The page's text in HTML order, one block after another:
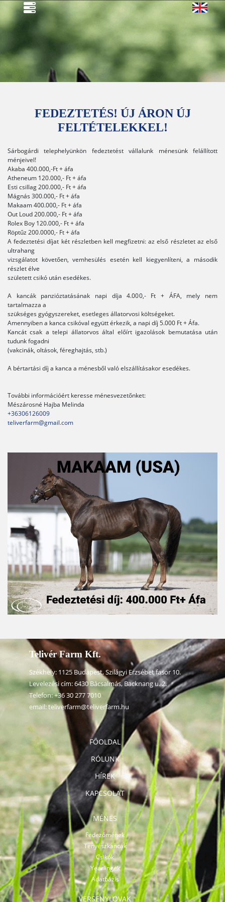
FEDEZTETÉS! ÚJ ÁRON ÚJ
FELTÉTELEKKEL!
Sárbogárdi telephelyünkön fedeztetést vállalunk ménesünk felállított
ménjeivel!
Akaba 400.000,-Ft + áfa
Atheneum 120.000,- Ft + áfa
Esti csillag 200.000,- Ft + áfa
Mágnás 300.000,- Ft + áfa
Makaam 400.000,- Ft + áfa
Out Loud 200.000,- Ft + áfa
Rolex Boy 120.000,- Ft + áfa
Röptűz 200.0000,- Ft + áfa
A fedeztetési díjat két részletben kell megfizetni: az első részletet az első
ultrahang
vizsgálatot követően, vemhesülés esetén kell kiegyenlíteni, a második
részlet élve
született csikó után esedékes.
A kancák panzióztatásának napi díja 4.000,- Ft + ÁFA, mely nem
tartalmazza a
szükséges gyógyszereket, esetleges állatorvosi költségeket.
Amennyiben a kanca csikóval együtt érkezik, a napi díj 5.000 Ft + Áfa.
Kancát csak a telepi állatorvos által előírt igazolások bemutatása után
tudunk fogadni
(vakcinák, oltások, féreghajtás, stb.)
A bértartási díj a kanca a ménesből való elszállításakor esedékes.
További információért keresse ménesvezetőnket:
Mészárosné Hajba Melinda
+36306126009
teliverfarm@gmail.com
FŐOLDAL
RÓLUNK
HÍREK
KAPCSOLAT
MÉNES
Fedezőmének
Tenyészkancák
Csikók
Yearlingek
Adatbázis
VERSENYLOVAK
Telivér Farm Kft.
Székhely: 1125 Budapest, Szilágyi Erzsébet fasor 10.
Levelezési cím: 6430 Bácsalmás, Backnang u. 2.
Telefon:+36 30 277 7010
email:teliverfarm@teliverfarm.hu